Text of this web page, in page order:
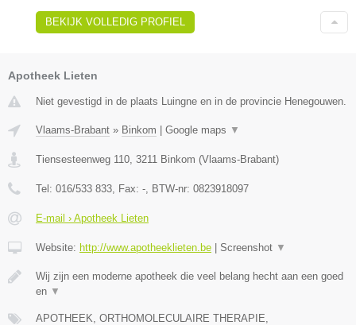
BEKIJK VOLLEDIG PROFIEL
Apotheek Lieten
Niet gevestigd in de plaats Luingne en in de provincie Henegouwen.
Vlaams-Brabant » Binkom Google maps ▼
Tiensesteenweg 110 3211 Binkom (Vlaams-Brabant)
Tel: 016/533 833 , Fax: - , BTW-nr: 0823918097
E-mail › Apotheek Lieten
Website: http://www.apotheeklieten.be Screenshot ▼
Wij zijn een moderne apotheek die veel belang hecht aan een goed
en ▼
APOTHEEK, ORTHOMOLECULAIRE THERAPIE,